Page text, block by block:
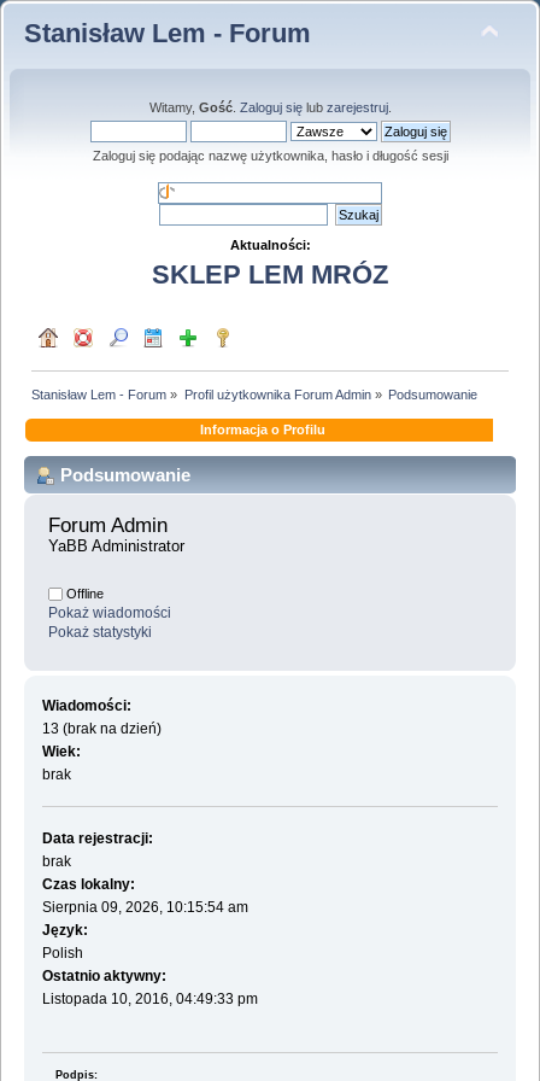
Stanisław Lem - Forum
Witamy, Gość. Zaloguj sięlub zarejestruj.
Zaloguj się podając nazwę użytkownika, hasło i długość sesji
Aktualności:
SKLEP LEM MRÓZ
Stanisław Lem - Forum » Profil użytkownika Forum Admin» Podsumowanie
Informacja o Profilu
Podsumowanie
Forum Admin
YaBB Administrator
Offline
Pokaż wiadomości
Pokaż statystyki
Wiadomości:
13 (brak na dzień)
Wiek:
brak
Data rejestracji:
brak
Czas lokalny:
Sierpnia 09, 2026, 10:15:54 am
Język:
Polish
Ostatnio aktywny:
Listopada 10, 2016, 04:49:33 pm
Podpis: